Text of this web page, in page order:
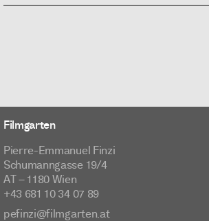
Filmgarten
Pierre-Emmanuel Finzi
Schumanngasse 19/4
AT – 1180 Wien
+43 681 10 34 07 89
pefinzi@filmgarten.at